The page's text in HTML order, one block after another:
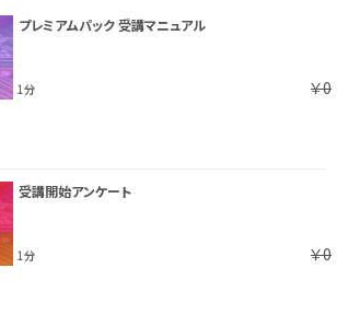
プレミアムパック 受講マニュアル
1分 ￥0
受講開始アンケート
1分 ￥0